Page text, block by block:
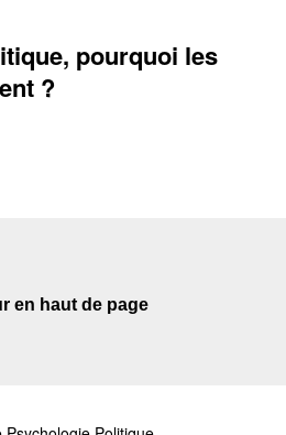
pourquoi les
?
en haut de page